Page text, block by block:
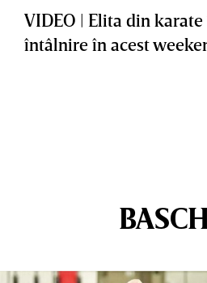
VIDEO | Elita din karate
întâlnire în acest